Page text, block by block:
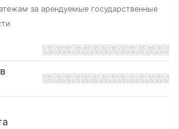
за арендуемые государственные